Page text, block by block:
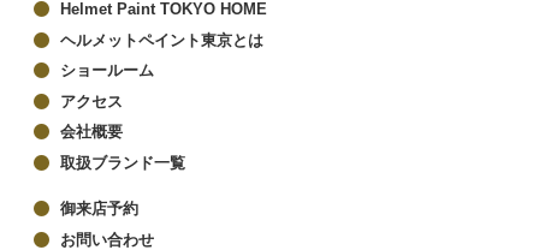
Helmet Paint TOKYO HOME
ヘルメットペイント東京とは
ショールーム
アクセス
会社概要
取扱ブランド一覧
御来店予約
お問い合わせ